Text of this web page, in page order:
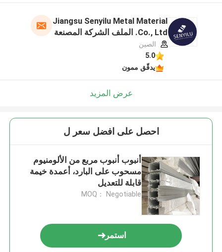
Jiangsu Senyilu Metal Material
Co., Ltd. الملف الشركة المصنعة
الصين
5.0
يدقّق ممون
عرض المزيد
احصل على افضل سعر ل
أنبوب أنبوب مربع من الألومنيوم
مسحوب على البارد، أعمدة خيمة
قابلة للتعديل
MOQ： Negotiable
استمر